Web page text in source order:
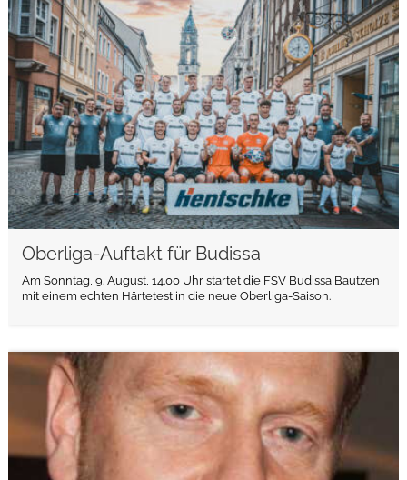
Oberliga-Auftakt für Budissa
Am Sonntag, 9. August, 14.00 Uhr startet die FSV Budissa Bautzen
mit einem echten Härtetest in die neue Oberliga-Saison.
weiterlesen
weiterlesen